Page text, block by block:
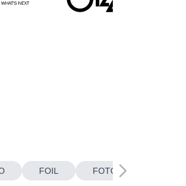
FOIL FOTOBOTONES